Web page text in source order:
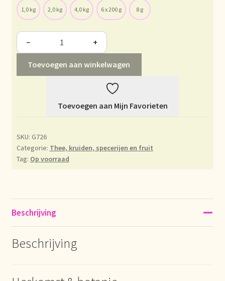
Datenschutzerklärung
Declaración de privacidad
Déclaration de confidentialité
Expédition et livraison
Image de marque personnelle
1,0 kg 2,0 kg 4,0 kg 6 x 200 g 8 g
− +
Toevoegen aan winkelwagen
Toevoegen aan Mijn Favorieten
SKU: G726
Categorie: Thee, kruiden, specerijen en fruit
Tag: Op voorraad
Beschrijving
Beschrijving